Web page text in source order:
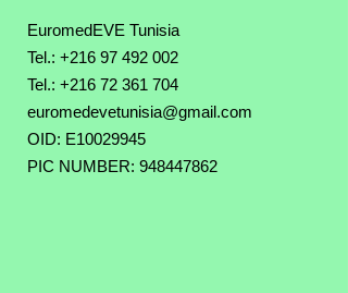
EuromedEVE Tunisia
Tel.: +216 97 492 002
Tel.: +216 72 361 704
euromedevetunisia@gmail.com
OID: E10029945
PIC NUMBER: 948447862